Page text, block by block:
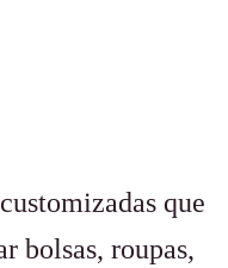
que
bolsas, roupas,